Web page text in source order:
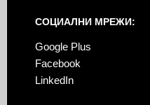
СОЦИАЛНИ МРЕЖИ:
Google Plus
Facebook
LinkedIn